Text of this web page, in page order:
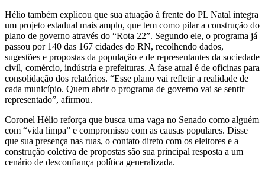
Hélio também explicou que sua atuação à frente do PL Natal integra
um projeto estadual mais amplo, que tem como pilar a construção do
plano de governo através do “Rota 22”. Segundo ele, o programa já
passou por 140 das 167 cidades do RN, recolhendo dados,
sugestões e propostas da população e de representantes da sociedade
civil, comércio, indústria e prefeituras. A fase atual é de oficinas para
consolidação dos relatórios. “Esse plano vai refletir a realidade de
cada município. Quem abrir o programa de governo vai se sentir
representado”, afirmou.
Coronel Hélio reforça que busca uma vaga no Senado como alguém
com “vida limpa” e compromisso com as causas populares. Disse
que sua presença nas ruas, o contato direto com os eleitores e a
construção coletiva de propostas são sua principal resposta a um
cenário de desconfiança política generalizada.